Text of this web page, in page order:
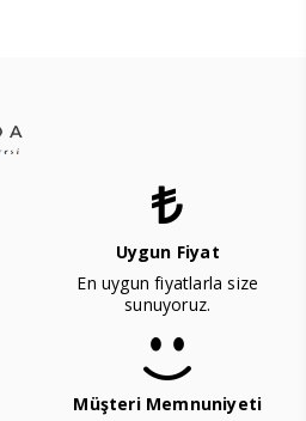
Uygun Fiyat
En uygun fiyatlarla size
sunuyoruz.
Müşteri Memnuniyeti